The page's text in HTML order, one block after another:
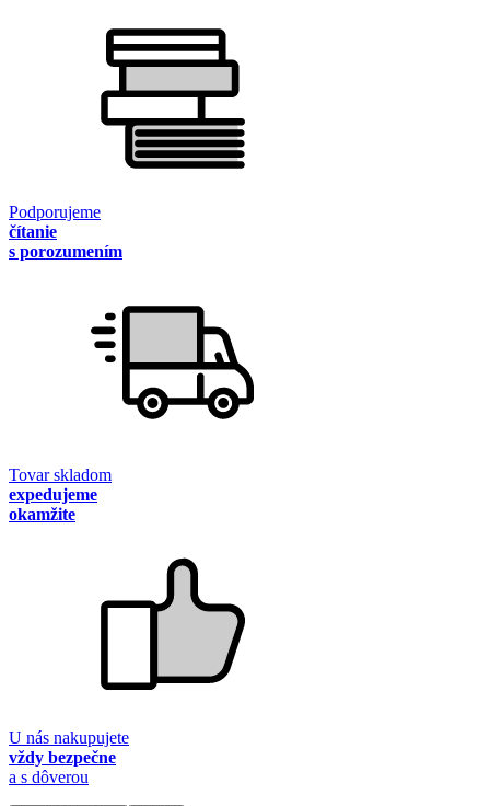
Podporujeme
čítanie
s porozumením
Tovar skladom
expedujeme
okamžite
U nás nakupujete
vždy bezpečne
a s dôverou